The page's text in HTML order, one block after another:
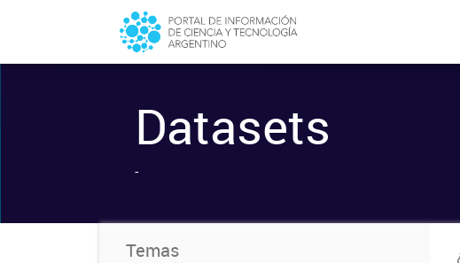
Datasets
-
Temas